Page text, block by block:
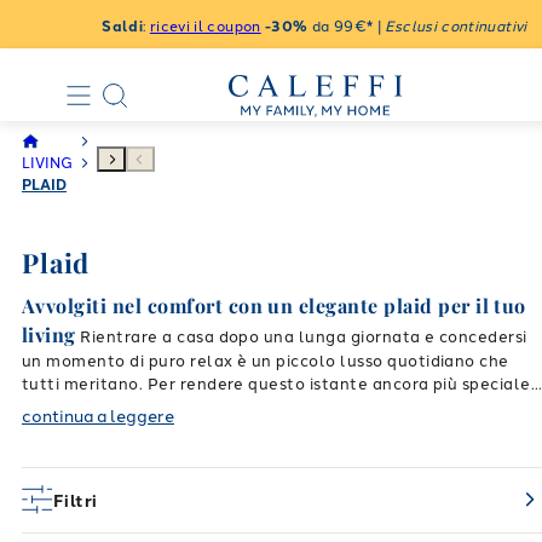
Saldi: ricevi il coupon -30% da 99€* | Esclusi continuativi
LIVING
PLAID
Plaid
Avvolgiti nel comfort con un elegante plaid per il tuo
living Rientrare a casa dopo una lunga giornata e concedersi
un momento di puro relax è un piccolo lusso quotidiano che
tutti meritano. Per rendere questo istante ancora più speciale,
non c'è niente di meglio che avvolgersi in un
Perfetti per accompagnare le tue serate sul divano guardando
rassicurante di un caldo abbraccio a un design ricercato,
continua a leggere
Filtri